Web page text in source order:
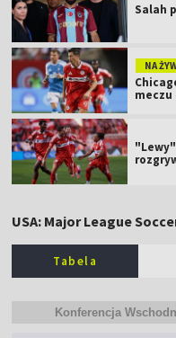
Salah
NA
meczu
USA: Major League
Tabela